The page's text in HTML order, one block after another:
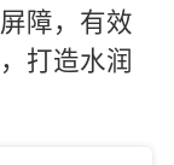
障，有效
打造水润